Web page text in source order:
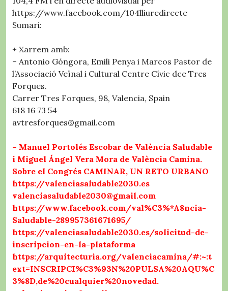
https://www.facebook.com/104lliuredirecte
Sumari:
+ Xarrem amb:
– Antonio Góngora, Emili Penya i Marcos Pastor de
l’Associació Veïnal i Cultural Centre Cívic dce Tres
Forques.
Carrer Tres Forques, 98, Valencia, Spain
618 16 73 54
avtresforques@gmail.com
– Manuel Portolés Escobar de València Saludable
i Miguel Ángel Vera Mora de València Camina.
Sobre el Congrés CAMINAR, UN RETO URBANO
https://valenciasaludable2030.es
valenciasaludable2030@gmail.com
https://www.facebook.com/val%C3%*A8ncia-
Saludable-289957361671695/
https://valenciasaludable2030.es/solicitud-de-
inscripcion-en-la-plataforma
https://arquitecturia.org/valenciacamina/#:~:t
ext=INSCRIPCI%C3%93N%20PULSA%20AQU%C
3%8D,de%20cualquier%20novedad.